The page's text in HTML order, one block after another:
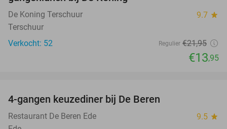
De Koning Terschuur 9.7 star
Terschuur
Verkocht: 52
Regulier €21,95
€13,95
4-gangen keuzediner bij De Beren
Restaurant De Beren Ede 9.5 star